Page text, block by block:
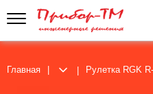
Главная Рулетка RGK